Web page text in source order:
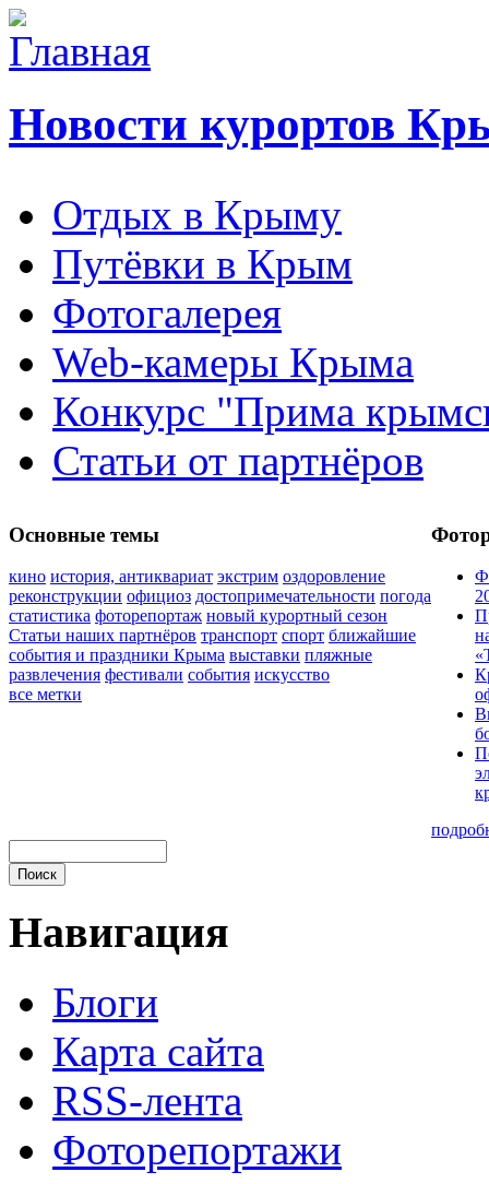
Новости курортов
Отдых в Крыму
Путёвки в Крым
Фотогалерея
Web-камеры Крыма
Конкурс "Прима
Статьи от партнёров
Основные темы
кино история, антиквариат экстрим оздоровление
реконструкции официоз достопримечательности погода
статистика фоторепортаж новый курортный сезон
Статьи наших партнёров транспорт спорт ближайшие
события и праздники Крыма выставки пляжные
развлечения фестивали события искусство
все метки
Навигация
Блоги
Карта сайта
RSS-лента
Фоторепортажи